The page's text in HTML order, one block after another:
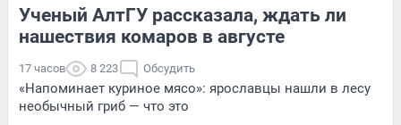
Ученый АлтГУ рассказала, ждать ли
нашествия комаров в августе
17 часов 8 223 Обсудить
«Напоминает куриное мясо»: ярославцы нашли в лесу
необычный гриб — что это